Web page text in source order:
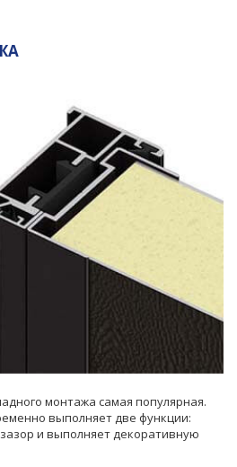
монтажа самая популярная.
выполняет две функции:
и выполняет декоративную